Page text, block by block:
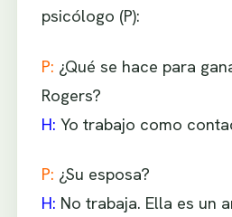
psicólogo (P):
P: ¿Qué se hace para
Rogers?
H: Yo trabajo como
P: ¿Su esposa?
H: No trabaja. Ella es un